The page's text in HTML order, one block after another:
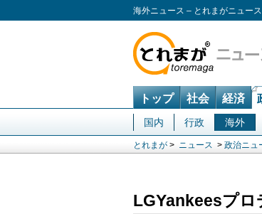
海外ニュース – とれまがニュース
トップ 社会 経済
国内 行政 海外
とれまが > ニュース > 政治ニュ
LGYankeesプロ